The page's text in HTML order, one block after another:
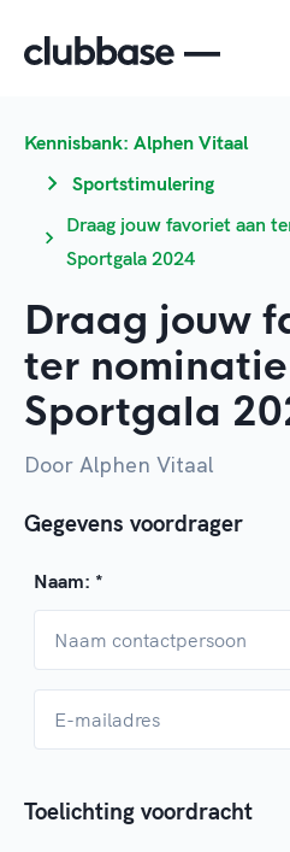
Kennisbank: Alphen Vitaal
Sportstimulering
Draag jouw favoriet aan
Sportgala 2024
Draag jouw
ter
Sportgala
Door Alphen Vitaal
Gegevens voordrager
Naam: *
Toelichting voordracht